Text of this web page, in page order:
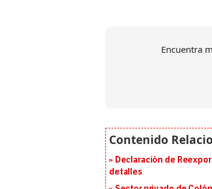
Encuentra
Declaración de
detalles